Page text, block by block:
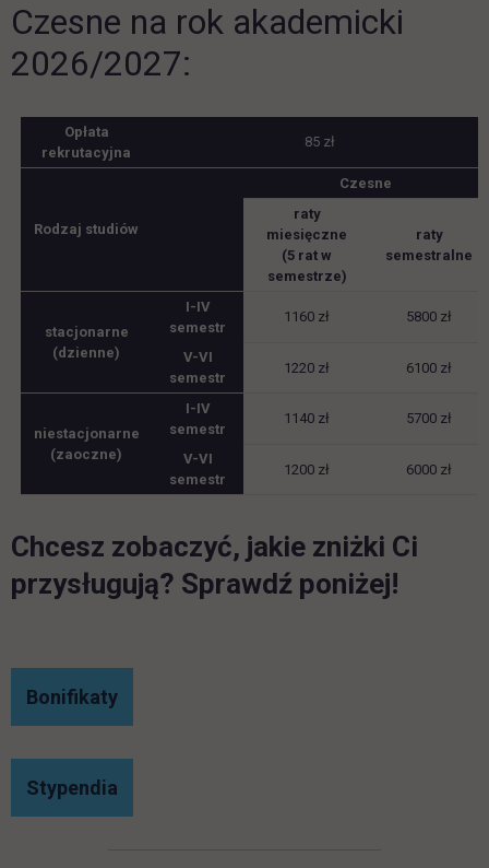
Czesne na rok akademicki
2026/2027:
Opłata
rekrutacyjna
85 zł
Rodzaj studiów
Czesne
raty
miesięczne
(5 rat w
semestrze)
raty
semestralne
stacjonarne
(dzienne)
I-IV
semestr
1160 zł 5800 zł
V-VI
semestr
1220 zł 6100 zł
niestacjonarne
(zaoczne)
I-IV
semestr
1140 zł 5700 zł
V-VI
semestr
1200 zł 6000 zł
Chcesz zobaczyć, jakie zniżki Ci
przysługują? Sprawdź poniżej!
Bonifikatylink otwiera się w nowej karcie
Stypendia